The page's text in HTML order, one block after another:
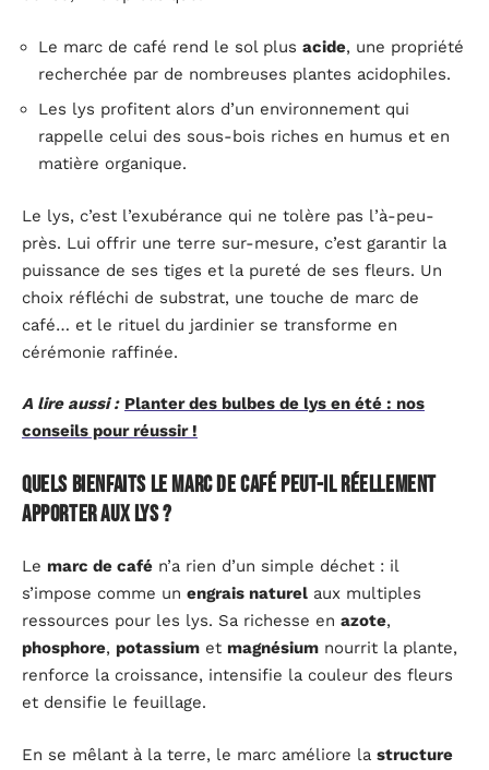
Le marc de café rend le sol plus acide, une propriété
recherchée par de nombreuses plantes acidophiles.
Les lys profitent alors d’un environnement qui
rappelle celui des sous-bois riches en humus et en
matière organique.
Le lys, c’est l’exubérance qui ne tolère pas l’à-peu-
près. Lui offrir une terre sur-mesure, c’est garantir la
puissance de ses tiges et la pureté de ses fleurs. Un
choix réfléchi de substrat, une touche de marc de
café… et le rituel du jardinier se transforme en
cérémonie raffinée.
A lire aussi : Planter des bulbes de lys en été : nos
conseils pour réussir !
Quels bienfaits le marc de café peut-il réellement
apporter aux lys ?
Le marc de café n’a rien d’un simple déchet : il
s’impose comme un engrais naturel aux multiples
ressources pour les lys. Sa richesse en azote,
phosphore, potassium et magnésium nourrit la plante,
renforce la croissance, intensifie la couleur des fleurs
et densifie le feuillage.
En se mêlant à la terre, le marc améliore la structure